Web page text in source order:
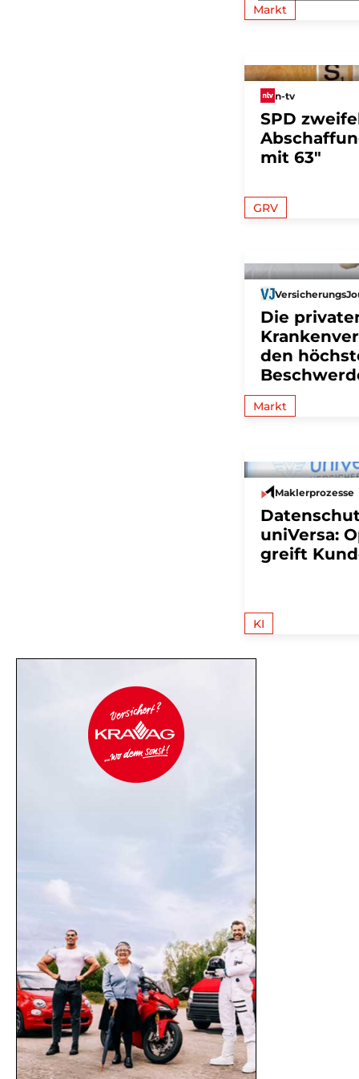
Markt
n-tv
SPD
mit 63"
GRV
Die
den
Markt
Maklerprozesse
uniVersa:
greift
KI